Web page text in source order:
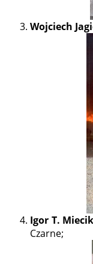
Wojciech
Igor T.
Czarne;